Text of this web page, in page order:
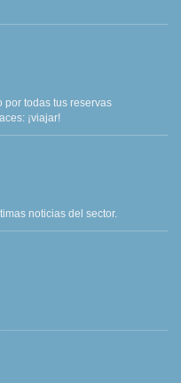
por todas tus reservas
¡viajar!
noticias del sector.